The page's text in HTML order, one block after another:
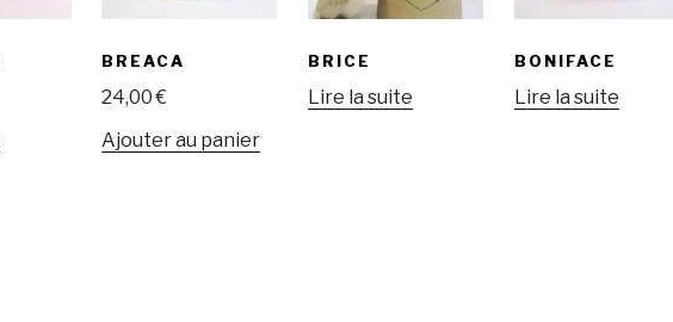
BREACA
24,00€
Ajouter au panier
BRICE
Lire la suite
BONIFACE
Lire la suite